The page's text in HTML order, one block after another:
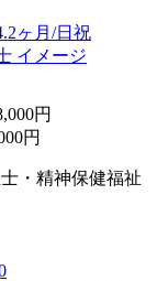
円
円
・精神保健福祉